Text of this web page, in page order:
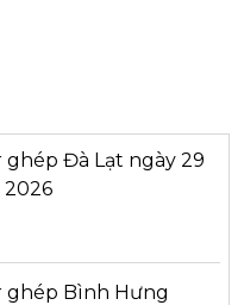
Đà Lạt ngày 29
Bình Hưng